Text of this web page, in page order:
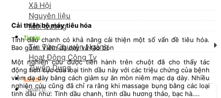
Xã Hội
Nguyên liệu
Môi trường
Tin tức
Tin Tức Chuyên Ngành
Hoạt Động Công Ty
Tuyển Dụng
Liên hệ
Cải thiện bộ máy tiêu hóa
Tinh dầu chanh có khả năng cải thiện một số vấn đề tiêu hóa.
Bao gồm: Viêm dạ dày và táo bón
Một nghiên cứu được tiến hành trên chuột đã cho thấy tác
động tích cực của loại tinh dầu này với các triệu chứng của bệnh
viêm dạ dày bằng cách giảm sự ăn mòn niêm mạc dạ dày. Nhiều
nghiên cứu cũng đã chỉ ra rằng khi massage bụng bằng các loại
tinh dầu như: Tinh dầu chanh, tinh dầu hương thảo, bạc hà….